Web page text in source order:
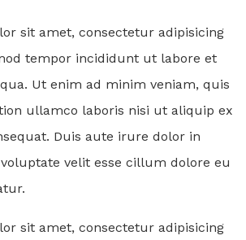
sit amet, consectetur adipisicing
tempor incididunt ut labore et
Ut enim ad minim veniam, quis
ullamco laboris nisi ut aliquip ex
Duis aute irure dolor in
velit esse cillum dolore eu
sit amet, consectetur adipisicing